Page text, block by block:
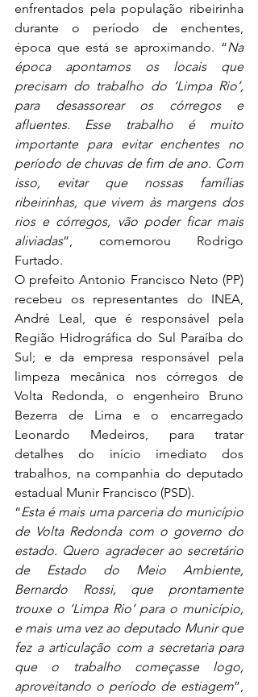
enfrentados pela população ribeirinha
durante o período de enchentes,
época que está se aproximando. “Na
época apontamos os locais que
precisam do trabalho do ‘Limpa Rio’,
para desassorear os córregos e
afluentes. Esse trabalho é muito
importante para evitar enchentes no
período de chuvas de fim de ano. Com
isso, evitar que nossas famílias
ribeirinhas, que vivem às margens dos
rios e córregos, vão poder ficar mais
aliviadas”, comemorou Rodrigo
Furtado.
O prefeito Antonio Francisco Neto (PP)
recebeu os representantes do INEA,
André Leal, que é responsável pela
Região Hidrográfica do Sul Paraíba do
Sul; e da empresa responsável pela
limpeza mecânica nos córregos de
Volta Redonda, o engenheiro Bruno
Bezerra de Lima e o encarregado
Leonardo Medeiros, para tratar
detalhes do início imediato dos
trabalhos, na companhia do deputado
estadual Munir Francisco (PSD).
“Esta é mais uma parceria do município
de Volta Redonda com o governo do
estado. Quero agradecer ao secretário
de Estado do Meio Ambiente,
Bernardo Rossi, que prontamente
trouxe o ‘Limpa Rio’ para o município,
e mais uma vez ao deputado Munir que
fez a articulação com a secretaria para
que o trabalho começasse logo,
aproveitando o período de estiagem”,